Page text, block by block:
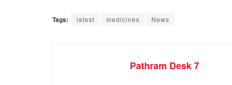
Tags: latest medicines News
Pathram Desk 7